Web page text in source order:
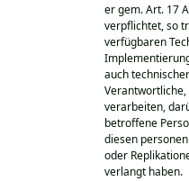
er gem. Art. 17
verpflichtet, so
verfügbaren
auch
verarbeiten,
betroffene
diesen
oder
verlangt haben.